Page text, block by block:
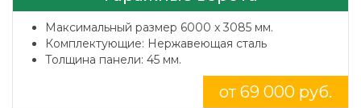
Максимальный размер 6000 x 3085 мм.
Комплектующие: Нержавеющая сталь
Толщина панели: 45 мм.
от 69 000 руб.